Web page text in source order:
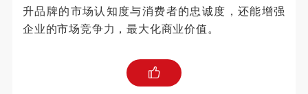
升品牌的市场认知度与消费者的忠诚度，还能增强
企业的市场竞争力，最大化商业价值。